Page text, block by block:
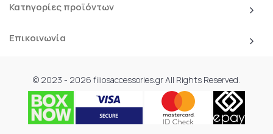
Κατηγορίες προϊόντων
Επικοινωνία
© 2023 - 2026 filiosaccessories.gr All Rights Reserved.